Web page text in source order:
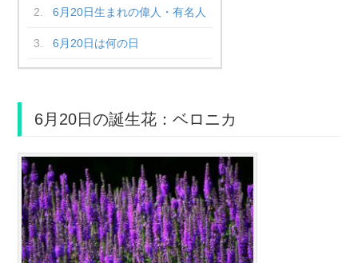
6月20日生まれの偉人・有名人
6月20日は何の日
6月20日の誕生花：ベロニカ